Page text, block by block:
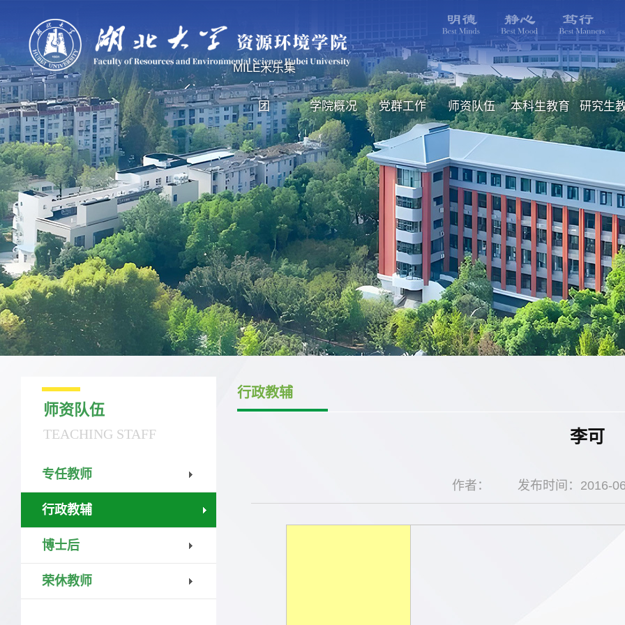
MILE米乐集
团 学院概况 党群工作 师资队伍 本科生教育 研究生
师资队伍
TEACHING STAFF
专任教师
行政教辅
博士后
荣休教师
行政教辅
李可
作者： 发布时间：2016-